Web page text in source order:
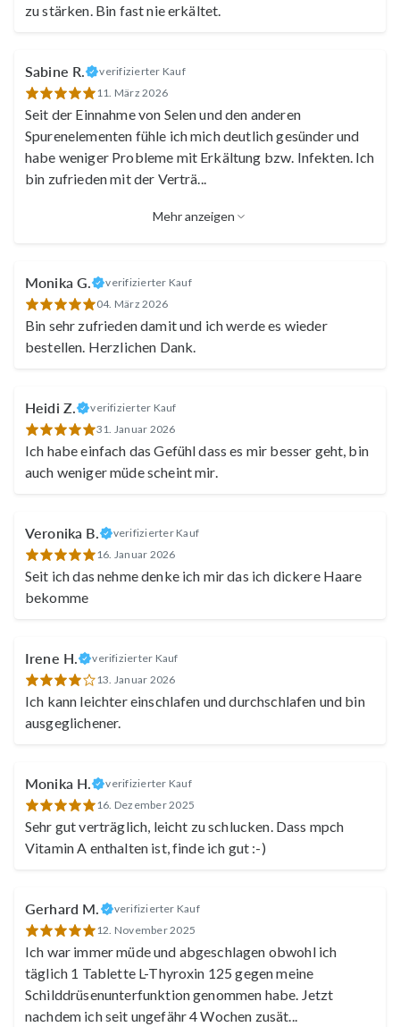
zu stärken. Bin fast nie erkältet.
Sabine R.
verifizierter Kauf
11. März 2026
Seit der Einnahme von Selen und den anderen
Spurenelementen fühle ich mich deutlich gesünder und
habe weniger Probleme mit Erkältung bzw. Infekten. Ich
bin zufrieden mit der Verträ
Mehr anzeigen
Monika G.
verifizierter Kauf
04. März 2026
Bin sehr zufrieden damit und ich werde es wieder
bestellen. Herzlichen Dank.
Heidi Z.
verifizierter Kauf
31. Januar 2026
Ich habe einfach das Gefühl dass es mir besser geht, bin
auch weniger müde scheint mir.
Veronika B.
verifizierter Kauf
16. Januar 2026
Seit ich das nehme denke ich mir das ich dickere Haare
bekomme
Irene H.
verifizierter Kauf
13. Januar 2026
Ich kann leichter einschlafen und durchschlafen und bin
ausgeglichener.
Monika H.
verifizierter Kauf
16. Dezember 2025
Sehr gut verträglich, leicht zu schlucken. Dass mpch
Vitamin A enthalten ist, finde ich gut :-)
Gerhard M.
verifizierter Kauf
12. November 2025
Ich war immer müde und abgeschlagen obwohl ich
täglich 1 Tablette L-Thyroxin 125 gegen meine
Schilddrüsenunterfunktion genommen habe. Jetzt
nachdem ich seit ungefähr 4 Wochen zusät